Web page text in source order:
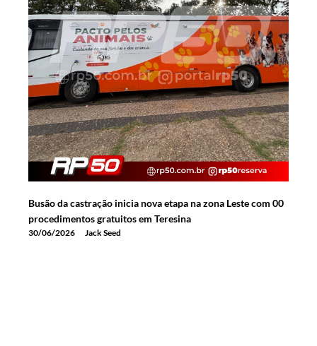
Busão da castração inicia nova etapa na zona Leste com 00
procedimentos gratuitos em Teresina
30/06/2026 Jack Seed